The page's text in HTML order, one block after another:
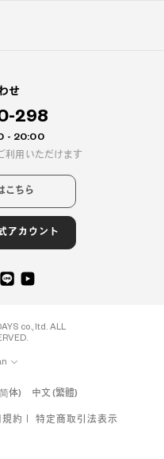
せ
298
- 20:00
利用いただけます
こちら
アカウント
co., ltd. ALL
体) 中文 (繁體)
規約 特定商取引法表示